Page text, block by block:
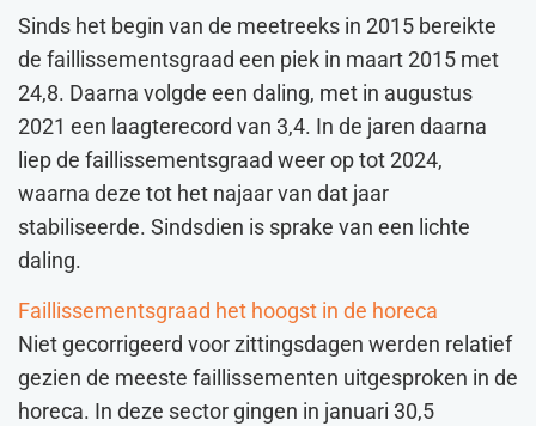
Sinds het begin van de meetreeks in 2015 bereikte
de faillissementsgraad een piek in maart 2015 met
24,8. Daarna volgde een daling, met in augustus
2021 een laagterecord van 3,4. In de jaren daarna
liep de faillissementsgraad weer op tot 2024,
waarna deze tot het najaar van dat jaar
stabiliseerde. Sindsdien is sprake van een lichte
daling.
Faillissementsgraad het hoogst in de horeca
Niet gecorrigeerd voor zittingsdagen werden relatief
gezien de meeste faillissementen uitgesproken in de
horeca. In deze sector gingen in januari 30,5